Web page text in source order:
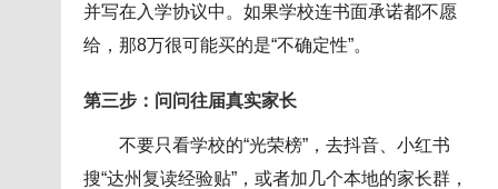
并写在入学协议中。如果学校连书面承诺都不愿
给，那8万很可能买的是“不确定性”。
第三步：问问往届真实家长
不要只看学校的“光荣榜”，去抖音、小红书
搜“达州复读经验贴”，或者加几个本地的家长群，